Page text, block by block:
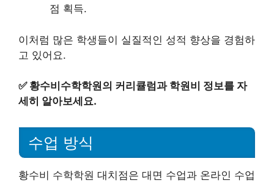
점 획득.
이처럼 많은 학생들이 실질적인 성적 향상을 경험하
고 있어요.
✅ 황수비수학학원의 커리큘럼과 학원비 정보를 자
세히 알아보세요.
수업 방식
황수비 수학학원 대치점은 대면 수업과 온라인 수업